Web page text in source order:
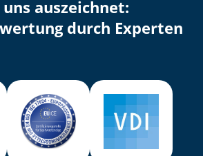
uns auszeichnet:
durch Experten